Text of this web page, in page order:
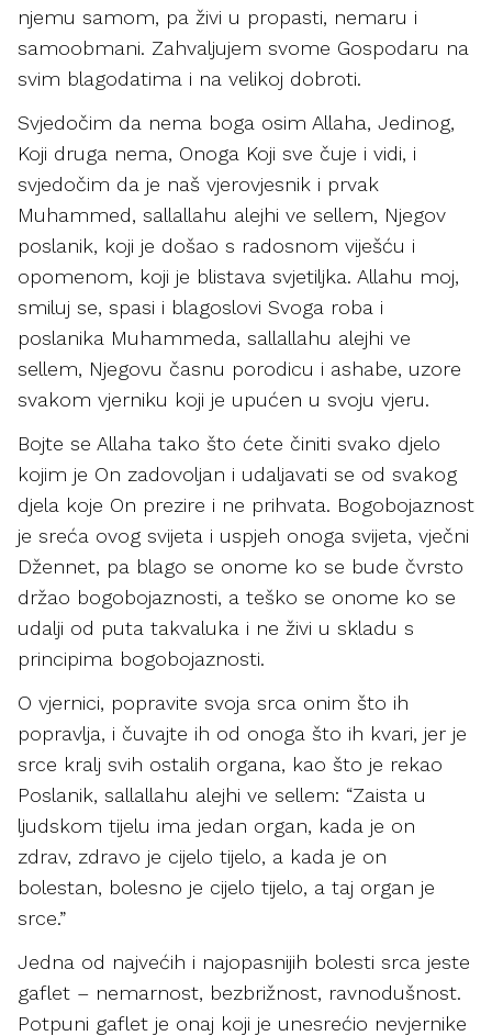
njemu samom, pa živi u propasti, nemaru i
samoobmani. Zahvaljujem svome Gospodaru na
svim blagodatima i na velikoj dobroti.
Svjedočim da nema boga osim Allaha, Jedinog,
Koji druga nema, Onoga Koji sve čuje i vidi, i
svjedočim da je naš vjerovjesnik i prvak
Muhammed, sallallahu alejhi ve sellem, Njegov
poslanik, koji je došao s radosnom viješću i
opomenom, koji je blistava svjetiljka. Allahu moj,
smiluj se, spasi i blagoslovi Svoga roba i
poslanika Muhammeda, sallallahu alejhi ve
sellem, Njegovu časnu porodicu i ashabe, uzore
svakom vjerniku koji je upućen u svoju vjeru.
Bojte se Allaha tako što ćete činiti svako djelo
kojim je On zadovoljan i udaljavati se od svakog
djela koje On prezire i ne prihvata. Bogobojaznost
je sreća ovog svijeta i uspjeh onoga svijeta, vječni
Džennet, pa blago se onome ko se bude čvrsto
držao bogobojaznosti, a teško se onome ko se
udalji od puta takvaluka i ne živi u skladu s
principima bogobojaznosti.
O vjernici, popravite svoja srca onim što ih
popravlja, i čuvajte ih od onoga što ih kvari, jer je
srce kralj svih ostalih organa, kao što je rekao
Poslanik, sallallahu alejhi ve sellem: “Zaista u
ljudskom tijelu ima jedan organ, kada je on
zdrav, zdravo je cijelo tijelo, a kada je on
bolestan, bolesno je cijelo tijelo, a taj organ je
srce.”
Jedna od najvećih i najopasnijih bolesti srca jeste
gaflet – nemarnost, bezbrižnost, ravnodušnost.
Potpuni gaflet je onaj koji je unesrećio nevjernike